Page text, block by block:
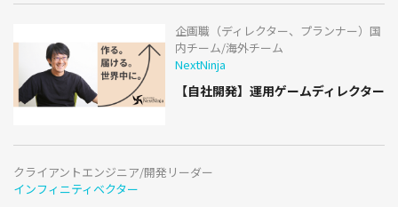
企画職（ディレクター、プランナー）国
内チーム/海外チーム
NextNinja
【自社開発】運用ゲームディレクター
クライアントエンジニア/開発リーダー
インフィニティベクター